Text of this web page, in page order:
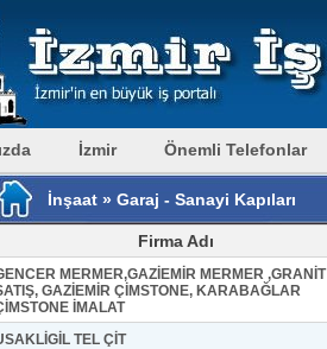
İzmir Önemli Telefonlar
İnşaat » Garaj - Sanayi Kapıları
Firma Adı
MERMER,GAZİEMİR MERMER ,GRANİT
GAZİEMİR ÇİMSTONE, KARABAĞLAR
İMALAT
TEL ÇİT